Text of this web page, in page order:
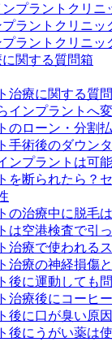
プラントクリニ
ラントクリニッ
ラントクリニッ
関する質問箱
治療に関する質
インプラントへ
のローン・分割
手術後のダウン
ンプラントは可
を断られたら？
の治療中に脱毛
は空港検査で引
治療で使われる
治療の神経損傷
後に運動しても
治療後にコーヒ
後に口が臭い原
後にうがい薬は